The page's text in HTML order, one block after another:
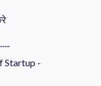
Startup -